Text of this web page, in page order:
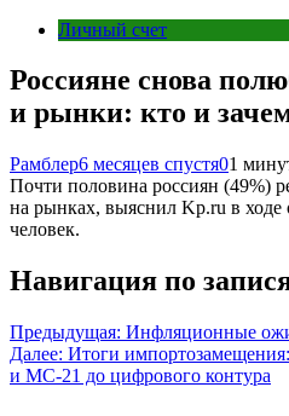
Личный счет
Россияне снова
и рынки: кто и
Рамблер6 месяцев спустя01
Почти половина россиян (49%)
на рынках, выяснил Kp.ru в ходе
человек.
Навигация по
Предыдущая: Инфляционные
Далее: Итоги
и МС-21 до цифрового контура